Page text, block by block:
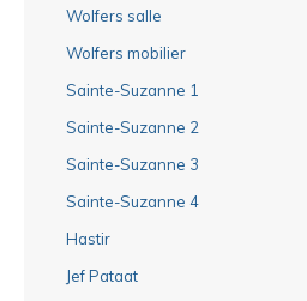
Wolfers salle
Wolfers mobilier
Sainte-Suzanne 1
Sainte-Suzanne 2
Sainte-Suzanne 3
Sainte-Suzanne 4
Hastir
Jef Pataat